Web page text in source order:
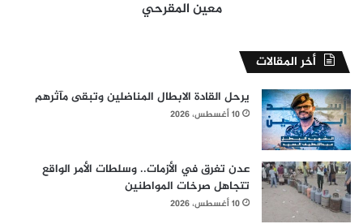
معين المقرحي
أخر المقالات
يرحل القادة الابطال المناضلين وتبقى مآثرهم
10 أغسطس، 2026
عدن تغرق في الأزمات.. وسلطات الأمر الواقع
تتجاهل صرخات المواطنين
10 أغسطس، 2026